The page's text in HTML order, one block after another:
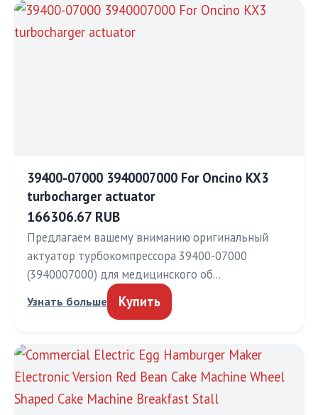
39400-07000 3940007000 For Oncino KX3
turbocharger actuator
166306.67 RUB
Предлагаем вашему вниманию оригинальный
актуатор турбокомпрессора 39400-07000
(3940007000) для медицинского об…
Узнать больше Купить